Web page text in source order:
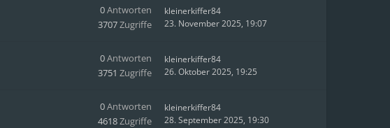
0Antworten
3707Zugriffe
kleinerkiffer84
23. November 2025, 19:07
0Antworten
3751 Zugriffe
kleinerkiffer84
26. Oktober 2025, 19:25
0Antworten
4618Zugriffe
kleinerkiffer84
28. September 2025, 19:30